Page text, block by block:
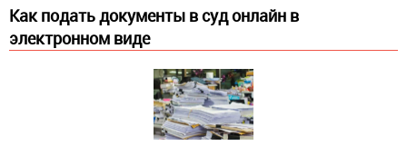
Как подать документы в суд онлайн в
электронном виде